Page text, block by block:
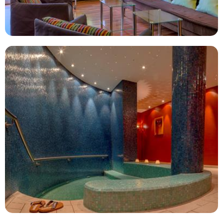
Hotel omschrijving
Europstrand Resort Lüneburger Heide ligt midden in het
heide en boslandschap van de Lüneburger Heide. Rustig
gelegen aan een meer, in de stedendriehoek Hamburg,
Bremen en Hannover. Het is een mooi ingericht
vakantieresort met het comfort van een 4 sterren hotel. Je
beleeft hier een zorgeloze vakantie op basis van all
inclusive. In de vakantieperiodes wordt er ook
Aanbieders
€478 Bekijk deal